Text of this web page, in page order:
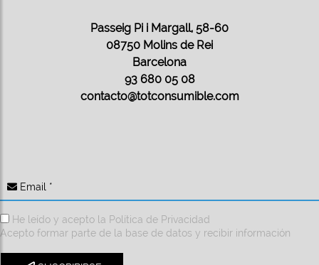
Passeig Pi i Margall, 58-60
08750 Molins de Rei
Barcelona
93 680 05 08
contacto@totconsumible.com
Email *
He leído y acepto la Política de Privacidad
Acepto formar parte de la base de datos y recibir información